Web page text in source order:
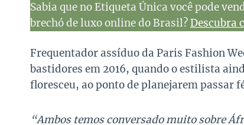
Sabia que no Etiqueta Única você pode
brechó de luxo online do Brasil?Descubra
Frequentador assíduo da Paris Fashion
bastidores em 2016, quando o estilista
floresceu, ao ponto de planejarem passar
“Ambos temos conversado muito sobre